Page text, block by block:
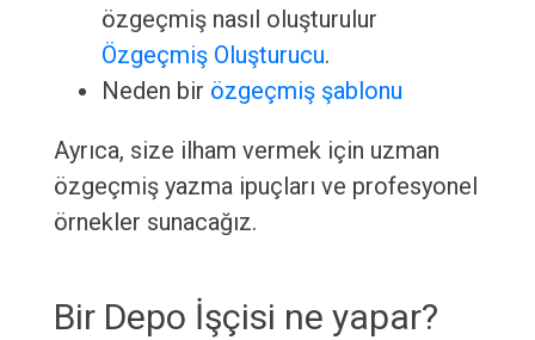
özgeçmiş nasıl oluşturulur
Özgeçmiş Oluşturucu.
Neden bir özgeçmiş şablonu
Ayrıca, size ilham vermek için uzman
özgeçmiş yazma ipuçları ve profesyonel
örnekler sunacağız.
Bir Depo İşçisi ne yapar?